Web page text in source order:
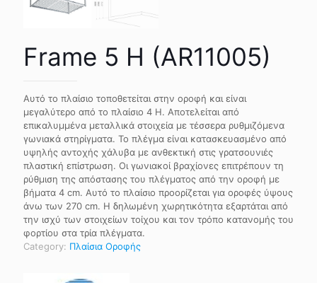
Frame 5 H (AR11005)
Αυτό το πλαίσιο τοποθετείται στην οροφή και είναι
μεγαλύτερο από το πλαίσιο 4 H. Αποτελείται από
επικαλυμμένα μεταλλικά στοιχεία με τέσσερα ρυθμιζόμενα
γωνιακά στηρίγματα. Το πλέγμα είναι κατασκευασμένο από
υψηλής αντοχής χάλυβα με ανθεκτική στις γρατσουνιές
πλαστική επίστρωση. Οι γωνιακοί βραχίονες επιτρέπουν τη
ρύθμιση της απόστασης του πλέγματος από την οροφή με
βήματα 4 cm. Αυτό το πλαίσιο προορίζεται για οροφές ύψους
άνω των 270 cm. Η δηλωμένη χωρητικότητα εξαρτάται από
την ισχύ των στοιχείων τοίχου και τον τρόπο κατανομής του
φορτίου στα τρία πλέγματα.
Category: Πλαίσια Οροφής